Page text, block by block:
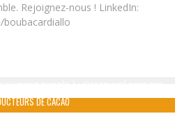
Rejoignez-nous ! LinkedIn:
DANS LA LOCALITÉ DE MVOMEKA’A, DANS
DE CACAO